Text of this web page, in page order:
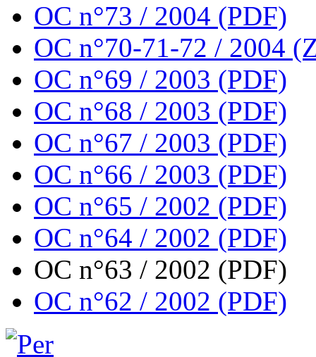
OC n°73 / 2004 (PDF)
OC n°70-71-72 / 2004
OC n°69 / 2003 (PDF)
OC n°68 / 2003 (PDF)
OC n°67 / 2003 (PDF)
OC n°66 / 2003 (PDF)
OC n°65 / 2002 (PDF)
OC n°64 / 2002 (PDF)
OC n°63 / 2002 (PDF)
OC n°62 / 2002 (PDF)